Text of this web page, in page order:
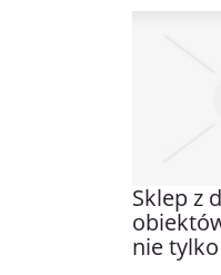
Sklep z
nie tylko